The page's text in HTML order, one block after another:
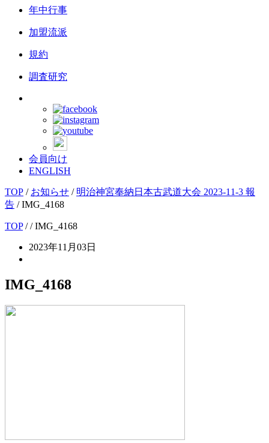
年中行事
加盟流派
規約
調査研究
会員向け
ENGLISH
TOP / お知らせ / 明治神宮奉納日本古武道大会 2023-11-3 報
告 /IMG_4168
TOP// IMG_4168
2023年11月03日
IMG_4168